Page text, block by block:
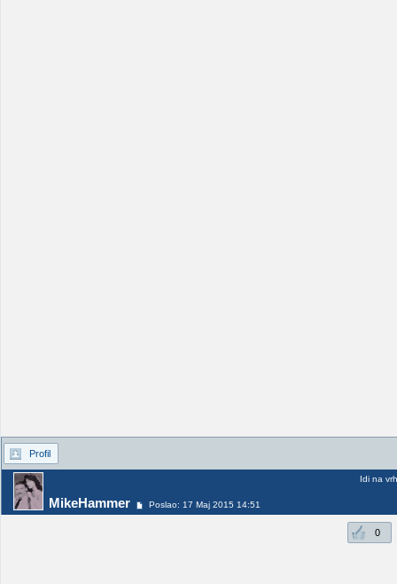
Profil
MikeHammer Poslao: 17 Maj 2015 14:51
Idi na vrh
0